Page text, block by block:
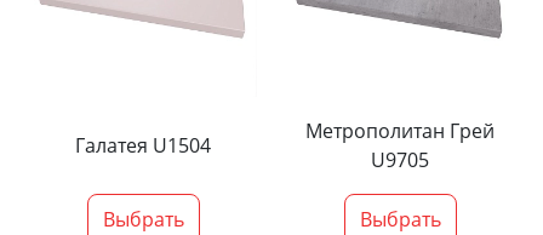
Галатея U1504
Выбрать
Метрополитан Грей
U9705
Выбрать